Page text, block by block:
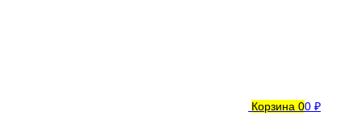
Корзина 00 ₽